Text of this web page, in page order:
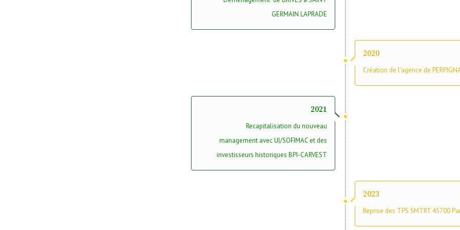
GERMAIN LAPRADE
2020
Création de l’agence de
2021
Recapitalisation du nouveau
management avec UI/SOFIMAC et des
investisseurs historiques BPI-CARVEST
2023
Reprise des TPS SMTRT 45700